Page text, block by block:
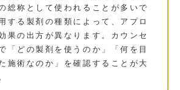
総称として使われることが多いで
する製剤の種類によって、アプロ
果の出方が異なります。カウンセ
「どの製剤を使うのか」「何を目
施術なのか」を確認することが大